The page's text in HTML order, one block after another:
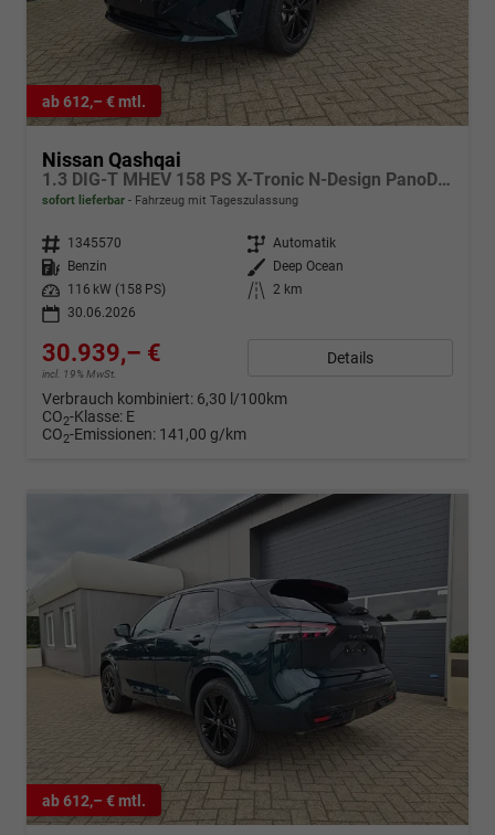
ab 612,– € mtl.
Nissan Qashqai
1.3 DIG-T MHEV 158 PS X-Tronic N-Design PanoDach Teil-Leder Klimaautomatik Sitzheizung Lenkradheizung Navi ACC PDC v+h 360°Kamera DAB Bluetooth Touchscreen Apple CarPlay Android Auto 19"Zoll
sofort lieferbar Fahrzeug mit Tageszulassung
Fahrzeugnr. 1345570 Getriebe Automatik
Kraftstoff
Benzin Außenfarbe
Deep Ocean
Leistung
116 kW (158 PS) Kilometerstand
2 km
30.06.2026
30.939,– €
incl. 19% MwSt.
Details
Verbrauch kombiniert: 6,30 l/100km
CO2-Klasse: E
CO2-Emissionen: 141,00 g/km
ab 612,– € mtl.